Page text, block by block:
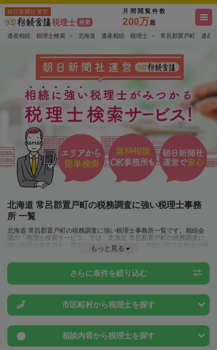
朝日新聞社運営 月間閲覧件数
200万超
遺産相続 税理士検索 北海道 遺産相続 税理士 常呂郡置戸町 遺産
北海道 常呂郡置戸町の税務調査に強い税理士事務
所 一覧
北海道 常呂郡置戸町の税務調査に強い税理士事務所一覧です。相続会
議の「税理士検索サービス」では、北海道 常呂郡置戸町の税務調査に
強い税理士事務所を一覧で見ることが出来ます。相続に関する税金や特
例制度のことは一度近隣の税理士に相談してみましょう。
もっと見る
さらに条件を絞り込む
市区町村から税理士を探す
相談内容から税理士を探す